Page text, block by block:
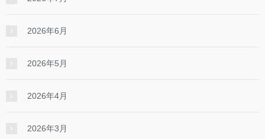
2026年6月
2026年5月
2026年4月
2026年3月